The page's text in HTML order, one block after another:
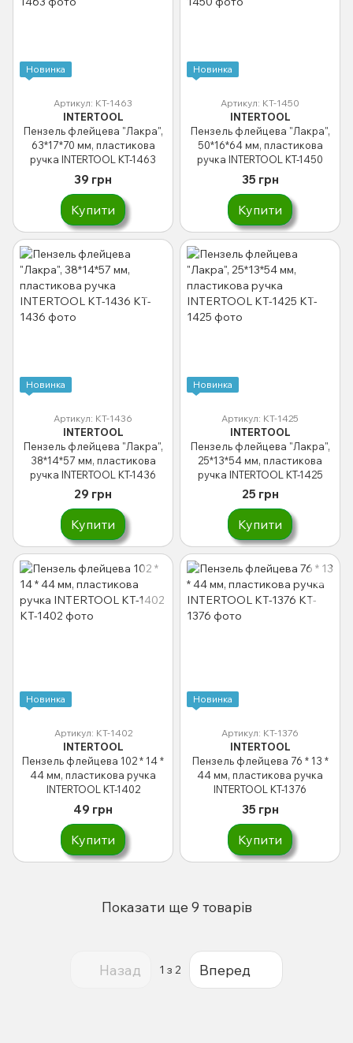
Новинка
Артикул: KT-1463
INTERTOOL
Пензель флейцева "Лакра",
63*17*70 мм, пластикова
ручка INTERTOOL KT-1463
39 грн
Купити
Новинка
Артикул: KT-1450
INTERTOOL
Пензель флейцева "Лакра",
50*16*64 мм, пластикова
ручка INTERTOOL KT-1450
35 грн
Купити
Новинка
Артикул: KT-1436
INTERTOOL
Пензель флейцева "Лакра",
38*14*57 мм, пластикова
ручка INTERTOOL KT-1436
29 грн
Купити
Новинка
Артикул: KT-1425
INTERTOOL
Пензель флейцева "Лакра",
25*13*54 мм, пластикова
ручка INTERTOOL KT-1425
25 грн
Купити
Новинка
Артикул: KT-1402
INTERTOOL
Пензель флейцева 102 * 14 *
44 мм, пластикова ручка
INTERTOOL KT-1402
49 грн
Купити
Новинка
Артикул: KT-1376
INTERTOOL
Пензель флейцева 76 * 13 *
44 мм, пластикова ручка
INTERTOOL KT-1376
35 грн
Купити
Показати ще 9 товарів
Назад 1 з 2 Вперед